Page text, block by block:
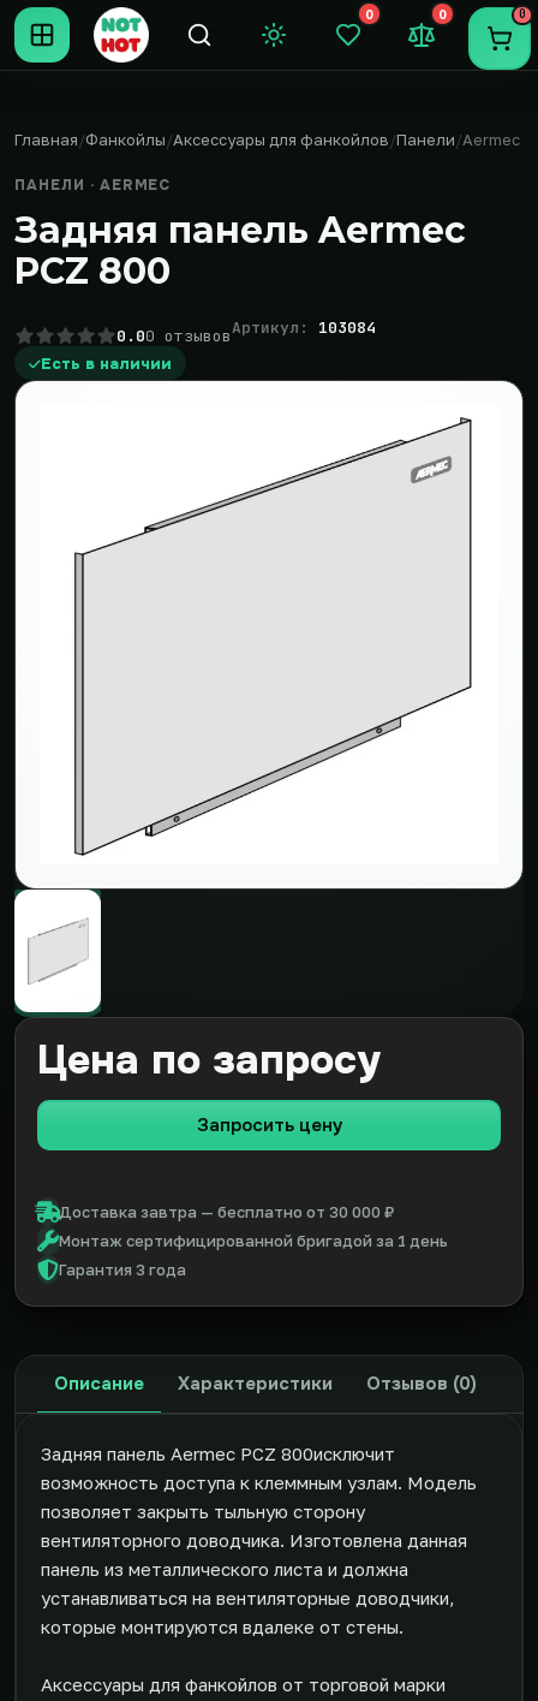
Темная тема
0
Закладки (0)
0
Сравнение
0
Главная Фанкойлы Аксессуары для фанкойлов Панели Aermec
ПАНЕЛИ · AERMEC
Задняя панель Aermec
PCZ 800
0.00 отзывовАртикул: 103084
Есть в наличии
Цена по запросу
Запросить цену
Доставка завтра — бесплатно от 30 000 ₽
Монтаж сертифицированной бригадой за 1 день
Гарантия 3 года
Описание Характеристики Отзывов (0)
Задняя панель Aermec PCZ 800исключит
возможность доступа к клеммным узлам. Модель
позволяет закрыть тыльную сторону
вентиляторного доводчика. Изготовлена данная
панель из металлического листа и должна
устанавливаться на вентиляторные доводчики,
которые монтируются вдалеке от стены.
Аксессуары для фанкойлов от торговой марки